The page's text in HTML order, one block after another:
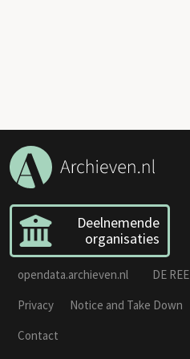
Deelnemende
organisaties
opendata.archieven.nl DE REE
Privacy
Notice and Take Down
Contact